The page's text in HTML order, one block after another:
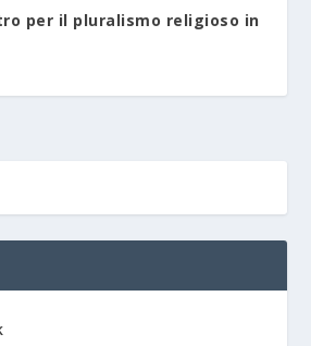
per il pluralismo religioso in